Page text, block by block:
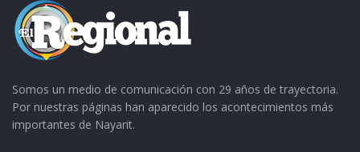
Somos un medio de comunicación con 29 años de trayectoria.
Por nuestras páginas han aparecido los acontecimientos más
importantes de Nayarit.